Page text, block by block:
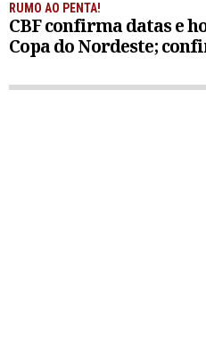
RUMO AO PENTA!
CBF confirma datas e
Copa do Nordeste;